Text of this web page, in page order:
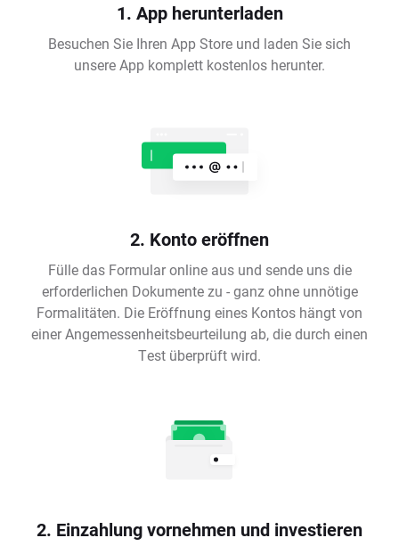
1. App herunterladen
Besuchen Sie Ihren App Store und laden Sie sich
unsere App komplett kostenlos herunter.
2. Konto eröffnen
Fülle das Formular online aus und sende uns die
erforderlichen Dokumente zu - ganz ohne unnötige
Formalitäten. Die Eröffnung eines Kontos hängt von
einer Angemessenheitsbeurteilung ab, die durch einen
Test überprüft wird.
2. Einzahlung vornehmen und investieren